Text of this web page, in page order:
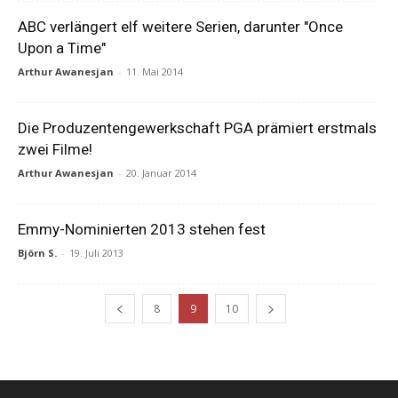
ABC verlängert elf weitere Serien, darunter "Once
Upon a Time"
Arthur Awanesjan - 11. Mai 2014
Die Produzentengewerkschaft PGA prämiert erstmals
zwei Filme!
Arthur Awanesjan - 20. Januar 2014
Emmy-Nominierten 2013 stehen fest
Björn S. - 19. Juli 2013
8 9 10